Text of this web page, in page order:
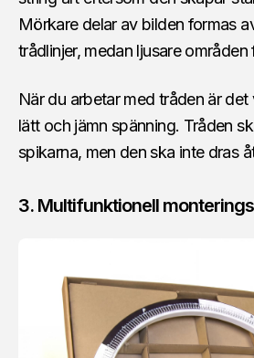
Mörkare delar av bilden formas
trådlinjer, medan ljusare
När du arbetar med tråden är
lätt och jämn spänning. Tråden
spikarna, men den ska inte dras
3. Multifunktionell